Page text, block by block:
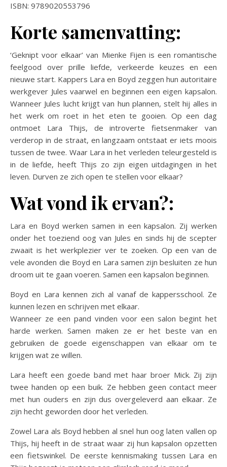
ISBN: 9789020553796
Korte samenvatting:
‘Geknipt voor elkaar’ van Mienke Fijen is een romantische
feelgood over prille liefde, verkeerde keuzes en een
nieuwe start. Kappers Lara en Boyd zeggen hun autoritaire
werkgever Jules vaarwel en beginnen een eigen kapsalon.
Wanneer Jules lucht krijgt van hun plannen, stelt hij alles in
het werk om roet in het eten te gooien. Op een dag
ontmoet Lara Thijs, de introverte fietsenmaker van
verderop in de straat, en langzaam ontstaat er iets moois
tussen de twee. Waar Lara in het verleden teleurgesteld is
in de liefde, heeft Thijs zo zijn eigen uitdagingen in het
leven. Durven ze zich open te stellen voor elkaar?
Wat vond ik ervan?:
Lara en Boyd werken samen in een kapsalon. Zij werken
onder het toeziend oog van Jules en sinds hij de scepter
zwaait is het werkplezier ver te zoeken. Op een van de
vele avonden die Boyd en Lara samen zijn besluiten ze hun
droom uit te gaan voeren. Samen een kapsalon beginnen.
Boyd en Lara kennen zich al vanaf de kappersschool. Ze
kunnen lezen en schrijven met elkaar.
Wanneer ze een pand vinden voor een salon begint het
harde werken. Samen maken ze er het beste van en
gebruiken de goede eigenschappen van elkaar om te
krijgen wat ze willen.
Lara heeft een goede band met haar broer Mick. Zij zijn
twee handen op een buik. Ze hebben geen contact meer
met hun ouders en zijn dus overgeleverd aan elkaar. Ze
zijn hecht geworden door het verleden.
Zowel Lara als Boyd hebben al snel hun oog laten vallen op
Thijs, hij heeft in de straat waar zij hun kapsalon opzetten
een fietswinkel. De eerste kennismaking tussen Lara en